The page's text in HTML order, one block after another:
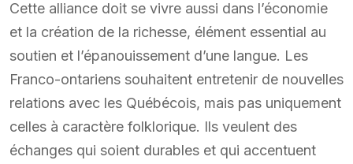
Cette alliance doit se vivre aussi dans l’économie
et la création de la richesse, élément essential au
soutien et l’épanouissement d’une langue. Les
Franco-ontariens souhaitent entretenir de nouvelles
relations avec les Québécois, mais pas uniquement
celles à caractère folklorique. Ils veulent des
échanges qui soient durables et qui accentuent